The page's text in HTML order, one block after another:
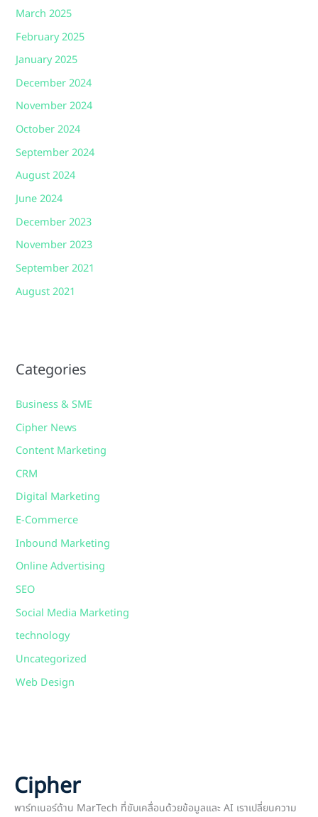
March 2025
February 2025
January 2025
December 2024
November 2024
October 2024
September 2024
August 2024
June 2024
December 2023
November 2023
September 2021
August 2021
Categories
Business & SME
Cipher News
Content Marketing
CRM
Digital Marketing
E-Commerce
Inbound Marketing
Online Advertising
SEO
Social Media Marketing
technology
Uncategorized
Web Design
Cipher
พาร์ทเนอร์ด้าน MarTech ที่ขับเคลื่อนด้วยข้อมูลและ AI เราเปลี่ยนความ